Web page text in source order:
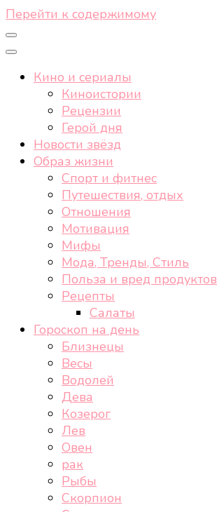
Перейти к содержимому
Кино и сериалы
Киноистории
Рецензии
Герой дня
Новости звёзд
Образ жизни
Спорт и фитнес
Путешествия, отдых
Отношения
Мотивация
Мифы
Мода, Тренды, Стиль
Польза и вред продуктов
Рецепты
Салаты
Гороскоп на день
Близнецы
Весы
Водолей
Дева
Козерог
Лев
Овен
рак
Рыбы
Скорпион